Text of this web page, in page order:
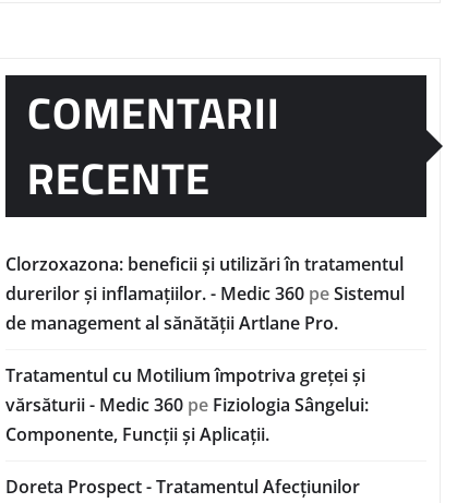
COMENTARII
RECENTE
Clorzoxazona: beneficii și utilizări în tratamentul
durerilor și inflamațiilor. - Medic 360 peSistemul
de management al sănătății Artlane Pro.
Tratamentul cu Motilium împotriva greței și
vărsăturii - Medic 360 pe Fiziologia Sângelui:
Componente, Funcții și Aplicații.
Doreta Prospect - Tratamentul Afecțiunilor